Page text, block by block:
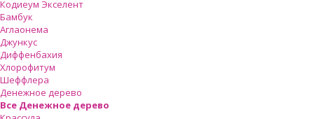
Кодиеум Экселент
Бамбук
Аглаонема
Джункус
Диффенбахия
Хлорофитум
Шеффлера
Денежное дерево
Все Денежное дерево